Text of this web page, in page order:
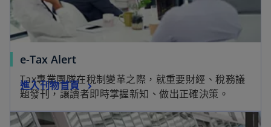
e-Tax Alert
Tax專業團隊在稅制變革之際，就重要財經、稅務議
題發刊，讓讀者即時掌握新知、做出正確決策。
進入刊物首頁